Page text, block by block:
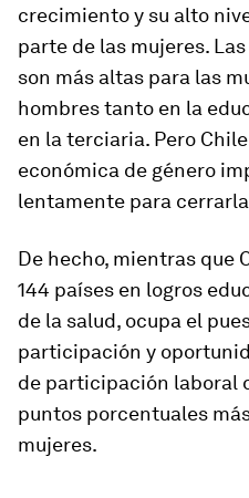
crecimiento y su alto
parte de las mujeres.
son más altas para las
hombres tanto en la
en la terciaria. Pero
económica de género
lentamente para
De hecho, mientras que
144 países en logros
de la salud, ocupa el
participación y
de participación laboral
puntos porcentuales
mujeres.